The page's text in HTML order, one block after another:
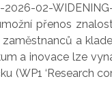
02-
přenos
a
a inovace lze
‘Research